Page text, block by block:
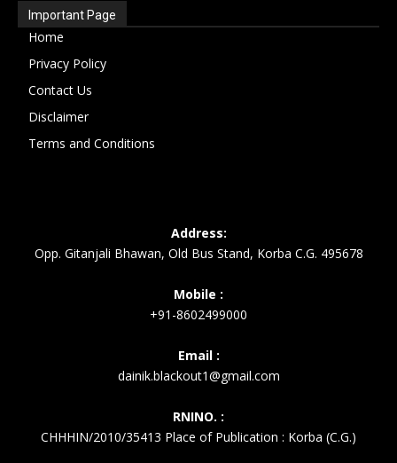
Important Page
Home
Privacy Policy
Contact Us
Disclaimer
Terms and Conditions
Address:
Opp. Gitanjali Bhawan, Old Bus Stand, Korba C.G. 495678
Mobile :
+91-8602499000
Email :
dainik.blackout1@gmail.com
RNINO. :
CHHHIN/2010/35413 Place of Publication : Korba (C.G.)